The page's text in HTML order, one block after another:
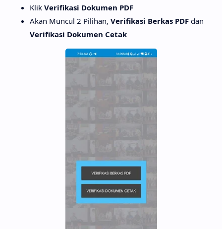
Klik Verifikasi Dokumen PDF
Akan Muncul 2 Pilihan, Verifikasi Berkas PDF dan
Verifikasi Dokumen Cetak